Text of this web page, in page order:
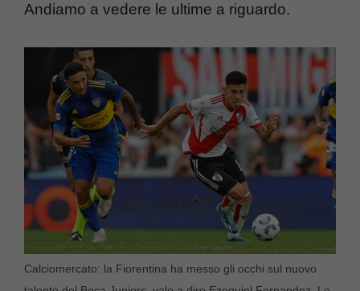
Andiamo a vedere le ultime a riguardo.
Calciomercato: la Fiorentina ha messo gli occhi sul nuovo